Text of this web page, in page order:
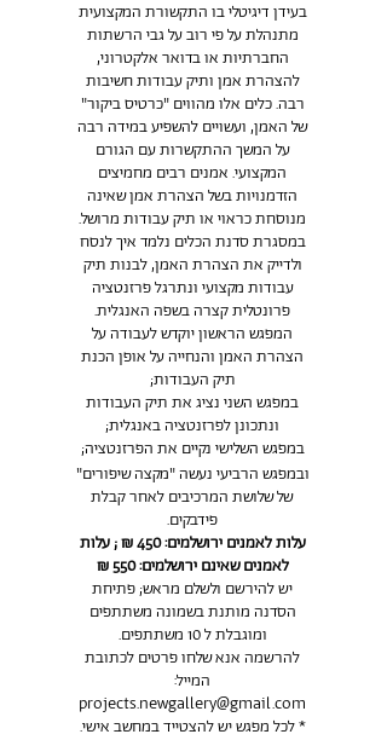
בעידן דיגיטלי בו התקשורת המקצועית
מתנהלת על פי רוב על גבי הרשתות
החברתיות או בדואר אלקטרוני,
להצהרת אמן ותיק עבודות חשיבות
רבה. כלים אלו מהווים "כרטיס ביקור"
של האמן, ועשויים להשפיע במידה רבה
על המשך ההתקשרות עם הגורם
המקצועי. אמנים רבים מחמיצים
הזדמנויות בשל הצהרת אמן שאינה
מנוסחת כראוי או תיק עבודות מרושל.
במסגרת סדנת הכלים נלמד איך לנסח
ולדייק את הצהרת האמן, לבנות תיק
עבודות מקצועי ונתרגל פרזנטציה
פרונטלית קצרה בשפה האנגלית.
המפגש הראשון יוקדש לעבודה על
הצהרת האמן והנחייה על אופן הכנת
תיק העבודות;
במפגש השני נציג את תיק העבודות
ונתכונן לפרזנטציה באנגלית;
במפגש השלישי נקיים את הפרזנטציה;
ובמפגש הרביעי נעשה "מקצה שיפורים"
של שלושת המרכיבים לאחר קבלת
פידבקים.
עלות לאמנים ירושלמים: 450 ₪ ; עלות
לאמנים שאינם ירושלמים: 550 ₪
יש להירשם ולשלם מראש; פתיחת
הסדנה מותנת בשמונה משתתפים
ומוגבלת ל 10 משתתפים.
להרשמה אנא שלחו פרטים לכתובת
המייל:
projects.newgallery@gmail.com
* לכל מפגש יש להצטייד במחשב אישי.